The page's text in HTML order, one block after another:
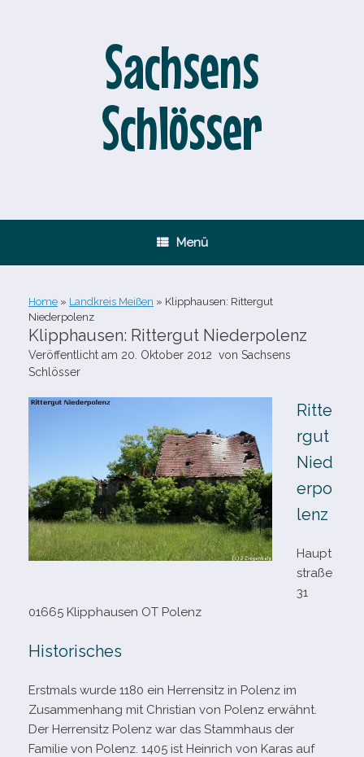
Sachsens
Schlösser
Menü
Home » Landkreis Meißen » Klipphausen: Rittergut
Niederpolenz
Klipphausen: Rittergut Niederpolenz
Veröffentlicht am 20. Oktober 2012 von Sachsens
Schlösser
Ritte
rgut
Nied
erpo
lenz
Haupt
straße
31
01665 Klipphausen OT Polenz
Historisches
Erstmals wurde 1180 ein Herrensitz in Polenz im
Zusammenhang mit Christian von Polenz erwähnt.
Der Herrensitz Polenz war das Stammhaus der
Familie von Polenz. 1405 ist Heinrich von Karas auf